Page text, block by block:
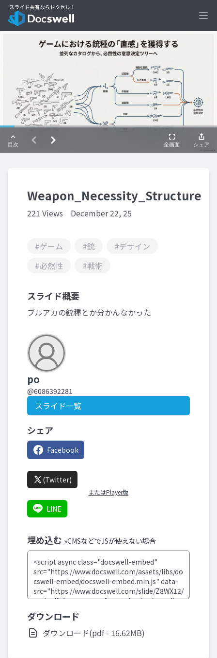
Weapon_Necessity_Structure
221 Views December 22, 25
#ゲーム #銃
#デザイン
#必然性
#戦術
スライド概要
ブルアカの銃種とか分かんなかった
po
@6086392281
スライド一覧
シェア
Facebook
(Twitter)
またはPlayer版
LINE
埋め込む »CMSなどでJSが使えない場合
ダウンロード
ダウンロード(pdf - 16.62MB)